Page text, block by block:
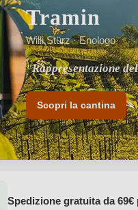
Tramin
Willi Stürz · Enologo
"Rappresentazione
"Sostenibilità e
Scopri la cantina
Spedizione gratuita da 69€